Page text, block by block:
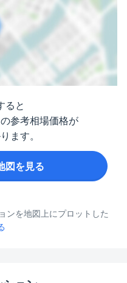
ると
参考相場価格が
ます。
図を見る
ンを地図上にプロットした